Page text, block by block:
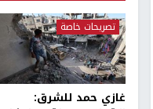
تصريحات خاصة
غازي حمد للشرق: